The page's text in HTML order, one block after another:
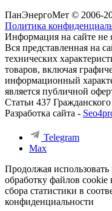
ПанЭнергоМет © 2006-
Политика
Информация на сайте не
Вся представленная на
технических
товаров, включая
информационный
является публичной
Статьи 437
Разработка сайта -
Telegram
Max
Продолжая использовать
обработку файлов
сбора статистики в
конфиденциальности